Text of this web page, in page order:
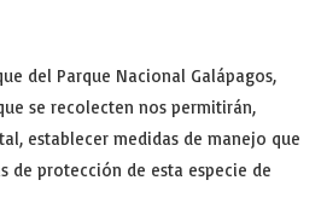
del Parque Nacional Galápagos,
se recolecten nos permitirán,
establecer medidas de manejo que
de protección de esta especie de